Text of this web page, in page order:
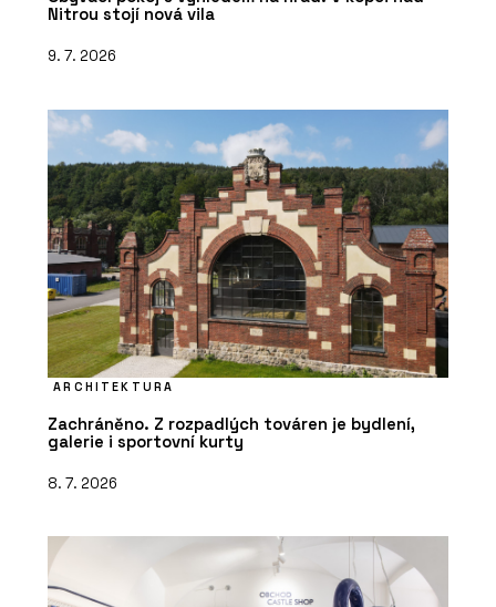
Nitrou stojí nová vila
9. 7. 2026
ARCHITEKTURA
Zachráněno. Z rozpadlých továren je bydlení,
galerie i sportovní kurty
8. 7. 2026